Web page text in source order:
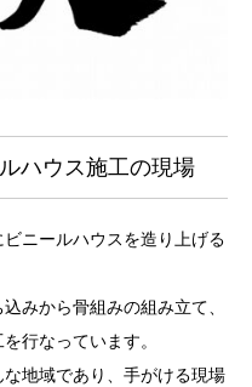
ハウス施工の現場
ニールハウスを造り上げる
みから骨組みの組み立て、
行なっています。
地域であり、手がける現場